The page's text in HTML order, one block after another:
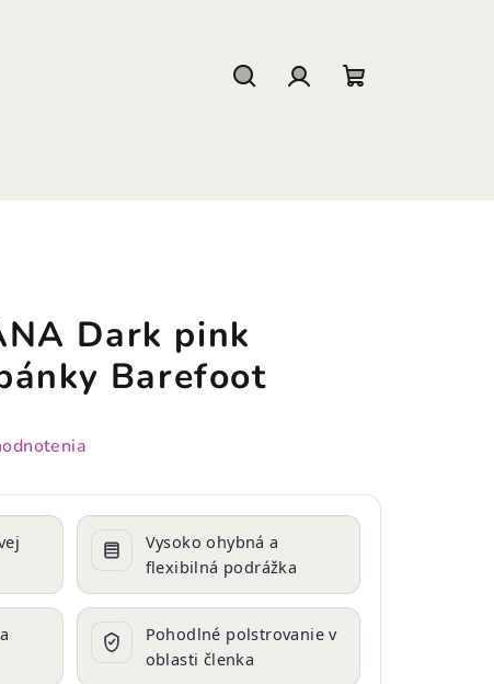
Dark pink
Barefoot
Vysoko ohybná a
flexibilná podrážka
Pohodlné polstrovanie v
oblasti členka